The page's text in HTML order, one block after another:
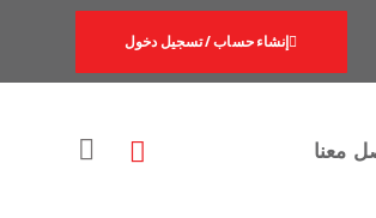
إنشاء حساب / تسجيل دخول
معنا